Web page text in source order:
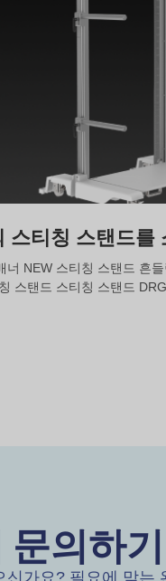
스티칭 스탠드를
너 NEW 스티칭 스탠드 흔
스탠드 스티칭 스탠드
문의하기
신가요? 필요에 맞